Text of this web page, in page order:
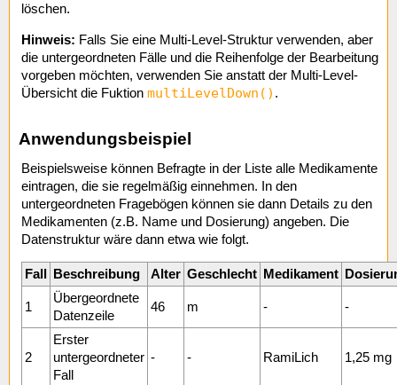
löschen.
Hinweis: Falls Sie eine Multi-Level-Struktur verwenden, aber
die untergeordneten Fälle und die Reihenfolge der Bearbeitung
vorgeben möchten, verwenden Sie anstatt der Multi-Level-
Übersicht die Fuktion multiLevelDown() .
Anwendungsbeispiel
Beispielsweise können Befragte in der Liste alle Medikamente
eintragen, die sie regelmäßig einnehmen. In den
untergeordneten Fragebögen können sie dann Details zu den
Medikamenten (z.B. Name und Dosierung) angeben. Die
Datenstruktur wäre dann etwa wie folgt.
Fall Beschreibung Alter Geschlecht Medikament
1
Übergeordnete
Datenzeile
46 m - -
2
Erster
untergeordneter
Fall
- - RamiLich 1,25 mg